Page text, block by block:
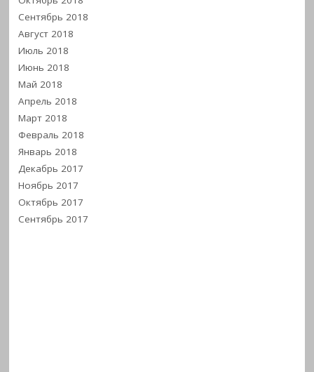
Сентябрь 2018
Август 2018
Июль 2018
Июнь 2018
Май 2018
Апрель 2018
Март 2018
Февраль 2018
Январь 2018
Декабрь 2017
Ноябрь 2017
Октябрь 2017
Сентябрь 2017